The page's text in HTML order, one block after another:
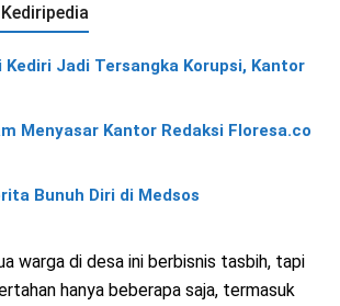
Kediri Jadi Tersangka Korupsi, Kantor
Menyasar Kantor Redaksi Floresa.co
Bunuh Diri di Medsos
warga di desa ini berbisnis tasbih, tapi
hanya beberapa saja, termasuk